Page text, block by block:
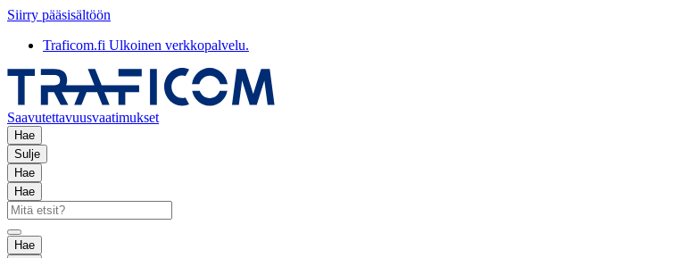
Siirry pääsisältöön
Traficom.fi Ulkoinen verkkopalvelu.
Saavutettavuusvaatimukset
Hae
Sulje
Hae
Hae
Hae